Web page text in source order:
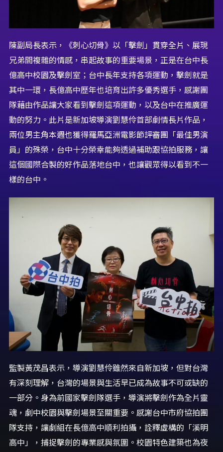
陳副局長表示，《刺心切骨》以「擊劍」貫穿全片、展現
兄弟間複雜的情感，串起故事的重要場景，正是在台中長
億高中校園及擊劍室；台中長年支持各項運動，擊劍就是
其中一環，長億高中歷年也培育出許多優秀選手，感謝團
隊藉由作品讓大家看到擊劍這項運動，以及台中在推廣運
動的努力。此片是新加坡導演劉慧伶首部劇情長片作品，
兩位男主角本週也獲得羅馬亞洲電影節評審團「最佳男演
員」的殊榮，台中十分榮幸能夠透過補助跟協拍服務，讓
這個國際合製的好作品落地台中，也讓觀眾得以看到不一
樣的台中。
監製黃茂昌表示，導演劉慧伶雖然來自新加坡，但對台灣
有深刻理解，台灣的場景與生活早已成為故事不可或缺的
一部分。身為前國家擊劍隊選手，導演將擊劍作為全片靈
魂，劇中校園與擊劍場景至關重要。感謝台中市府協拍團
隊支持，讓劇組在長億高中順利拍攝，詮釋虛構的「溪明
高中」，捕捉擊劍的專業感與氛圍。校園特色建築也為夜